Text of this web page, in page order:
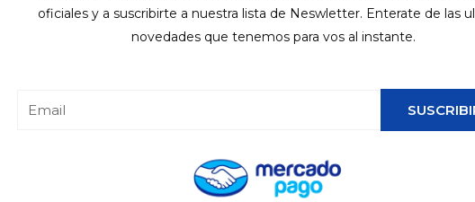
oficiales y a suscribirte a nuestra lista de Neswletter. Enterate de las
novedades que tenemos para vos al instante.